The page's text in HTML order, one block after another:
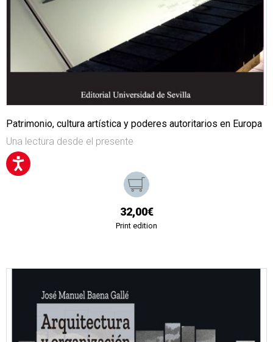
Patrimonio, cultura artística y poderes autoritarios en Europa
Una lectura desde el presente
32,00€
Print edition